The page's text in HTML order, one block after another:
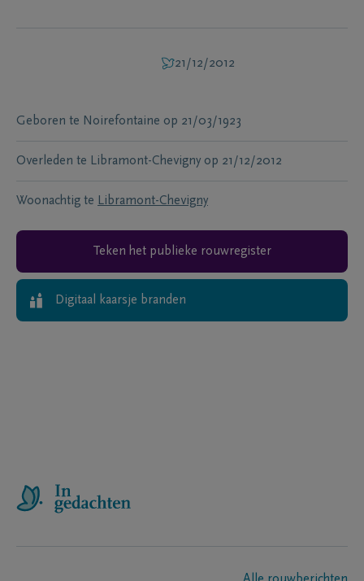
21/12/2012
Geboren te Noirefontaine op 21/03/1923
Overleden te Libramont-Chevigny op 21/12/2012
Woonachtig te Libramont-Chevigny
Teken het publieke rouwregister
Digitaal kaarsje branden